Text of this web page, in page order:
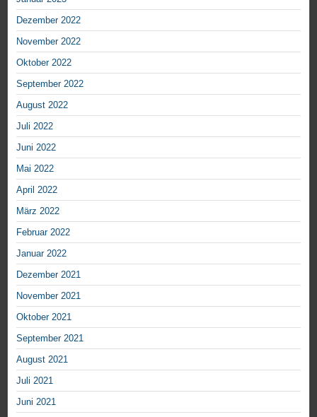
Dezember 2022
November 2022
Oktober 2022
September 2022
August 2022
Juli 2022
Juni 2022
Mai 2022
April 2022
März 2022
Februar 2022
Januar 2022
Dezember 2021
November 2021
Oktober 2021
September 2021
August 2021
Juli 2021
Juni 2021